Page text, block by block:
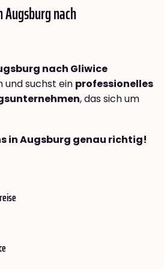
nach
nach Gliwice
und suchst ein professionelles
, das sich um
in Augsburg genau richtig!